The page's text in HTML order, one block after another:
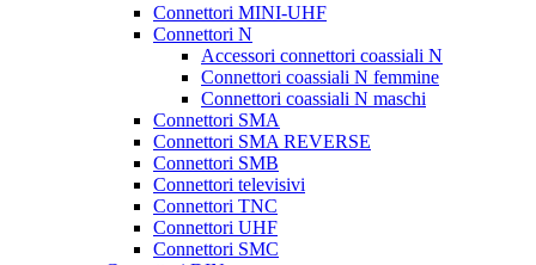
Connettori MINI-UHF
Connettori N
Accessori connettori coassiali N
Connettori coassiali N femmine
Connettori coassiali N maschi
Connettori SMA
Connettori SMA REVERSE
Connettori SMB
Connettori televisivi
Connettori TNC
Connettori UHF
Connettori SMC